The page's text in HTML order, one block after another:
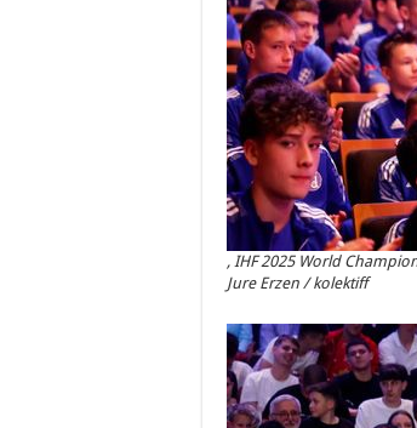
, IHF 2025 World
Jure Erzen / kolektiff